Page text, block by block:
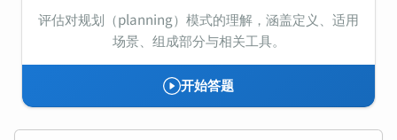
评估对规划（planning）模式的理解，涵盖定义、适用
场景、组成部分与相关工具。
开始答题